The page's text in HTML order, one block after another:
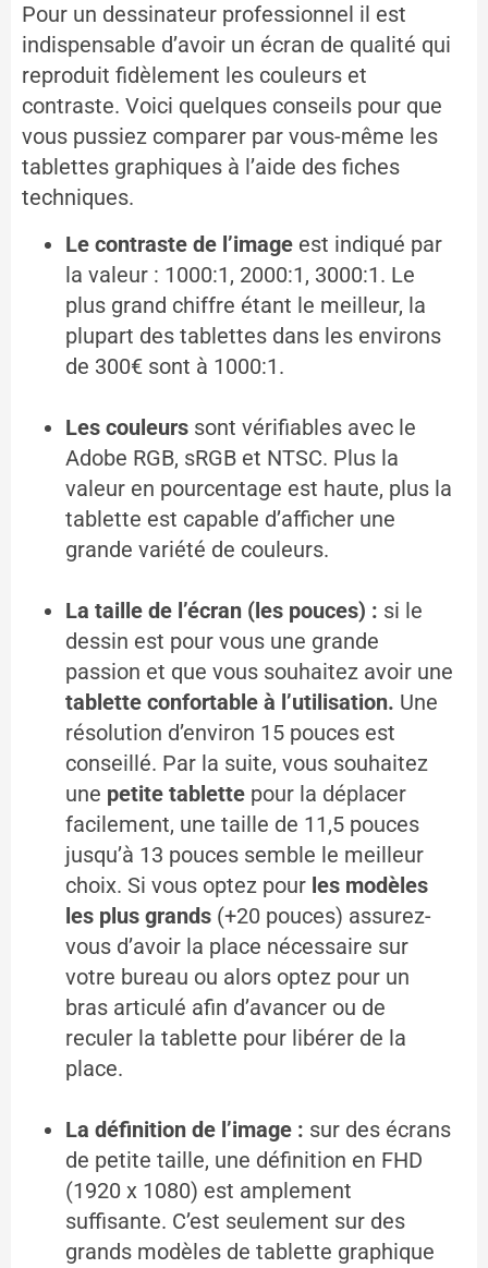
Pour un dessinateur professionnel il est
indispensable d’avoir un écran de qualité qui
reproduit fidèlement les couleurs et
contraste. Voici quelques conseils pour que
vous pussiez comparer par vous-même les
tablettes graphiques à l’aide des fiches
techniques.
Le contraste de l’image est indiqué par
la valeur : 1000:1, 2000:1, 3000:1. Le
plus grand chiffre étant le meilleur, la
plupart des tablettes dans les environs
de 300€ sont à 1000:1.
Les couleurs sont vérifiables avec le
Adobe RGB, sRGB et NTSC. Plus la
valeur en pourcentage est haute, plus la
tablette est capable d’afficher une
grande variété de couleurs.
La taille de l’écran (les pouces) : si le
dessin est pour vous une grande
passion et que vous souhaitez avoir une
tablette confortable à l’utilisation. Une
résolution d’environ 15 pouces est
conseillé. Par la suite, vous souhaitez
une petite tablette pour la déplacer
facilement, une taille de 11,5 pouces
jusqu’à 13 pouces semble le meilleur
choix. Si vous optez pour les modèles
les plus grands (+20 pouces) assurez-
vous d’avoir la place nécessaire sur
votre bureau ou alors optez pour un
bras articulé afin d’avancer ou de
reculer la tablette pour libérer de la
place.
La définition de l’image : sur des écrans
de petite taille, une définition en FHD
(1920 x 1080) est amplement
suffisante. C’est seulement sur des
grands modèles de tablette graphique